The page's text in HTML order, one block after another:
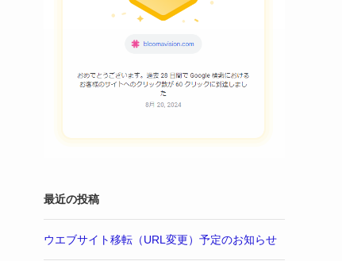
最近の投稿
ウエブサイト移転（URL変更）予定のお知らせ